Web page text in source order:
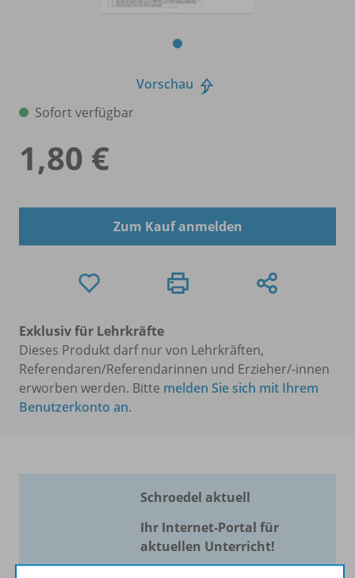
Vorschau
Sofort verfügbar
1,80 €
Zum Kauf anmelden
Exklusiv für Lehrkräfte
Dieses Produkt darf nur von Lehrkräften,
Referendaren/Referendarinnen und Erzieher/-innen
erworben werden. Bitte melden Sie sich mit Ihrem
Benutzerkonto an.
Schroedel aktuell
Ihr Internet-Portal für
aktuellen Unterricht!